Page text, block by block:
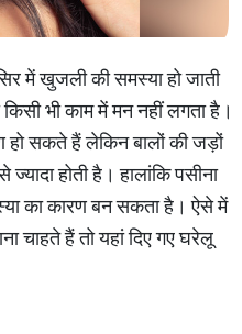
में खुजली की समस्या हो जाती
भी काम में मन नहीं लगता है।
सकते हैं लेकिन बालों की जड़ों
होती है। हालांकि पसीना
का कारण बन सकता है। ऐसे में
चाहते हैं तो यहां दिए गए घरेलू